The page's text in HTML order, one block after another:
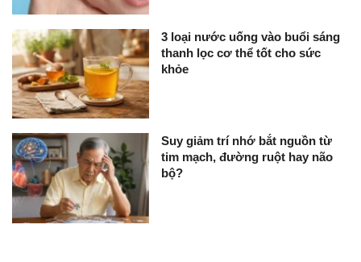
3 loại nước uống vào buổi sáng
thanh lọc cơ thể tốt cho sức
khỏe
Suy giảm trí nhớ bắt nguồn từ
tim mạch, đường ruột hay não
bộ?